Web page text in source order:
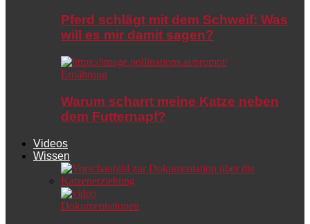
Pferd schlägt mit dem Schweif: Was
will es mir damit sagen?
Ernährung
Warum scharrt meine Katze neben
dem Futternapf?
Videos
Wissen
Dokumentationen